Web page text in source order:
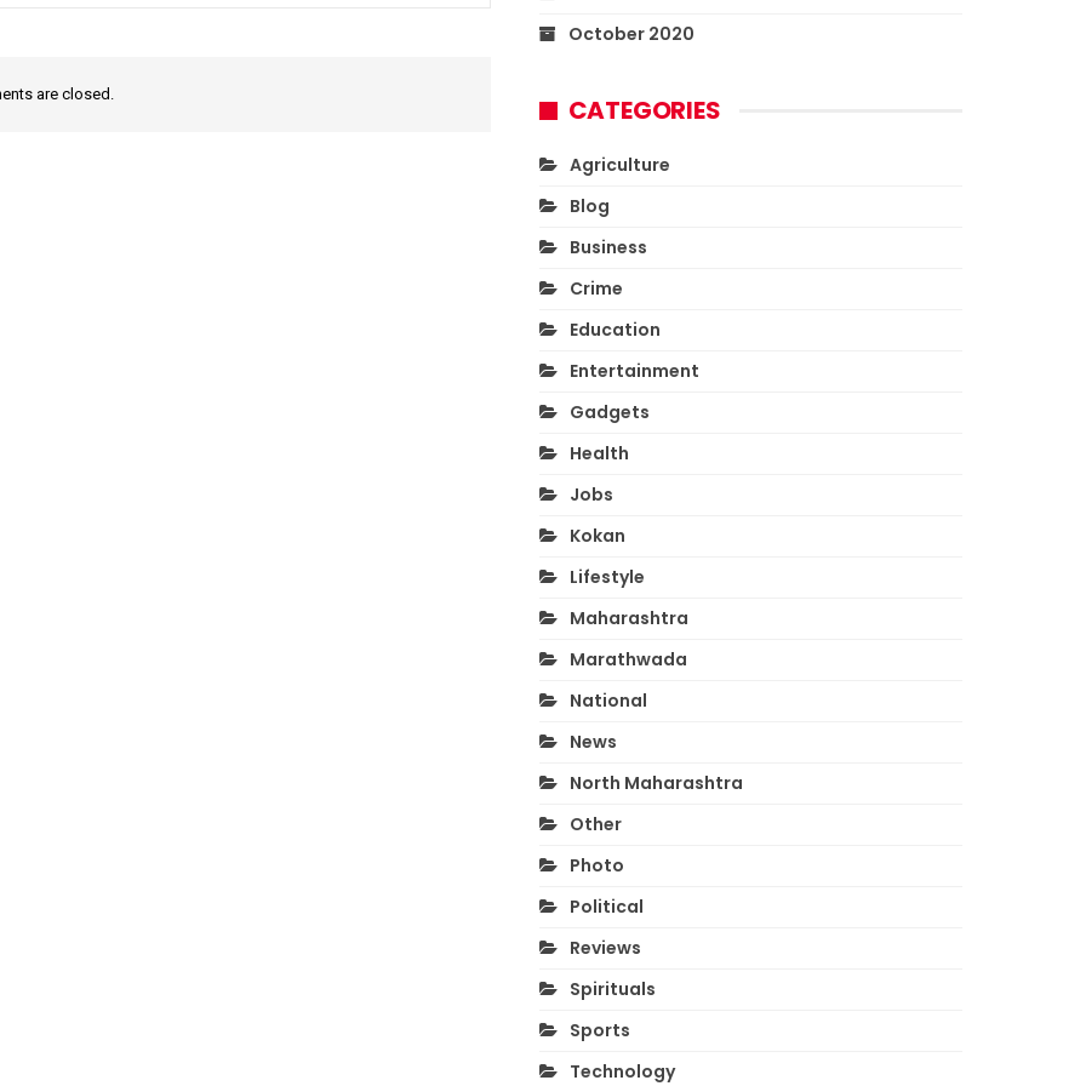
are closed.
October 2020
CATEGORIES
Agriculture
Blog
Business
Crime
Education
Entertainment
Gadgets
Health
Jobs
Kokan
Lifestyle
Maharashtra
Marathwada
National
News
North Maharashtra
Other
Photo
Political
Reviews
Spirituals
Sports
Technology